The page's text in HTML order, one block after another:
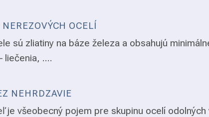
OCELÍ
sú zliatiny na báze železa a obsahujú
liečenia, ....
NEHRDZAVIE
je všeobecný pojem pre skupinu ocelí